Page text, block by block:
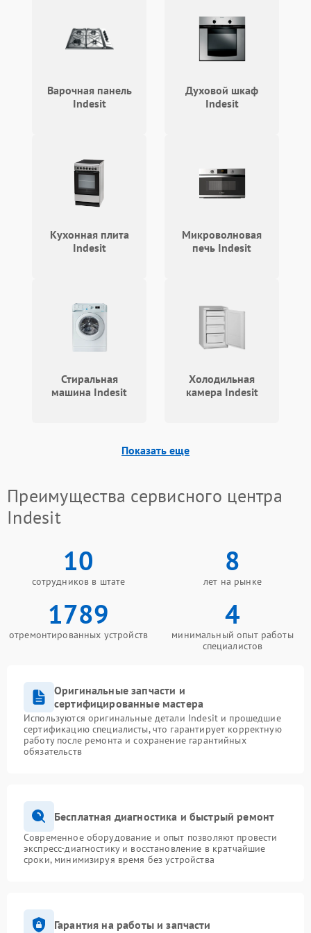
Проблемы с системой
автоматической
разморозки
Подробнее →
Варочная панель
Indesit
Духовой шкаф
Indesit
Кухонная плита
Indesit
Микроволновая
печь Indesit
Стиральная
машина Indesit
Холодильная
камера Indesit
Показать еще
Преимущества сервисного центра
Indesit
10
сотрудников в штате
8
лет на рынке
1789
отремонтированных устройств
4
минимальный опыт работы
специалистов
Оригинальные запчасти и
сертифицированные мастера
Используются оригинальные детали Indesit и прошедшие
сертификацию специалисты, что гарантирует корректную
работу после ремонта и сохранение гарантийных
обязательств
Бесплатная диагностика и быстрый ремонт
Современное оборудование и опыт позволяют провести
экспресс-диагностику и восстановление в кратчайшие
сроки, минимизируя время без устройства
Гарантия на работы и запчасти